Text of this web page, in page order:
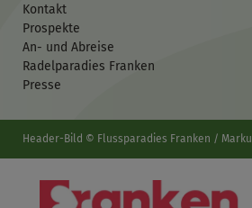
Kontakt
Prospekte
An- und Abreise
Radelparadies Franken
Presse
Header-Bild © Flussparadies Franken /